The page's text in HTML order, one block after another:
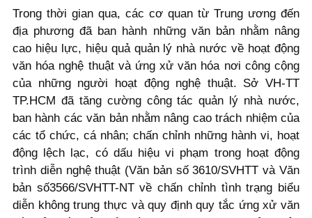
Trong thời gian qua, các cơ quan từ Trung ương đến
địa phương đã ban hành những văn bản nhằm nâng
cao hiệu lực, hiệu quả quản lý nhà nước về hoạt động
văn hóa nghệ thuật và ứng xử văn hóa nơi công cộng
của những người hoạt động nghệ thuật. Sở VH-TT
TP.HCM đã tăng cường công tác quản lý nhà nước,
ban hành các văn bản nhằm nâng cao trách nhiệm của
các tổ chức, cá nhân; chấn chỉnh những hành vi, hoạt
động lệch lạc, có dấu hiệu vi phạm trong hoạt động
trình diễn nghệ thuật (Văn bản số 3610/SVHTT và Văn
bản số3566/SVHTT-NT về chấn chỉnh tình trạng biểu
diễn không trung thực và quy định quy tắc ứng xử văn